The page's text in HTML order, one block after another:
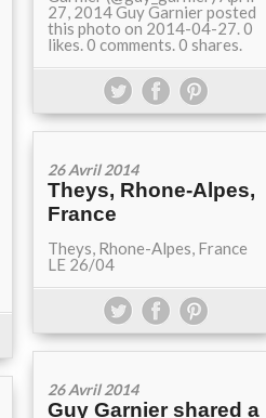
27, 2014 Guy Garnier posted
this photo on 2014-04-27. 0
likes. 0 comments. 0 shares.
26 Avril 2014
Theys, Rhone-Alpes,
France
Theys, Rhone-Alpes, France
LE 26/04
26 Avril 2014
Guy Garnier shared a